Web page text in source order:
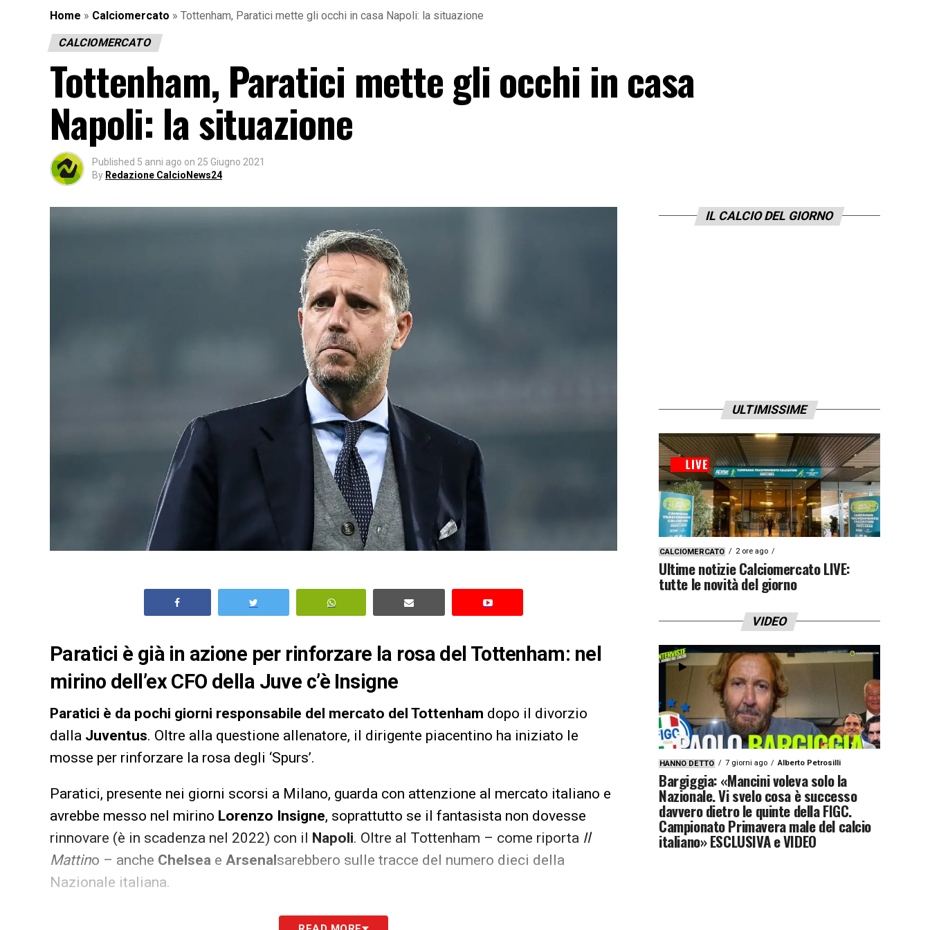
Home » Calciomercato » Tottenham, Paratici mette gli occhi in casa Napoli: la situazione
CALCIOMERCATO
Tottenham, Paratici mette gli occhi in casa
Napoli: la situazione
Published 5 anni ago on 25 Giugno 2021
By Redazione CalcioNews24
Paratici è già in azione per rinforzare la rosa del Tottenham: nel
mirino dell’ex CFO della Juve c’è Insigne
Paratici è da pochi giorni responsabile del mercato del Tottenham dopo il divorzio
dalla Juventus. Oltre alla questione allenatore, il dirigente piacentino ha iniziato le
mosse per rinforzare la rosa degli ‘Spurs’.
Paratici, presente nei giorni scorsi a Milano, guarda con attenzione al mercato italiano e
avrebbe messo nel mirino Lorenzo Insigne, soprattutto se il fantasista non dovesse
rinnovare (è in scadenza nel 2022) con il Napoli. Oltre al Tottenham – come riporta Il
Mattino – anche Chelsea e Arsenalsarebbero sulle tracce del numero dieci della
Nazionale italiana.
LA PLAYLIST DELLE NOSTRE TOP NEWS
IL CALCIO DEL GIORNO
ULTIMISSIME
CALCIOMERCATO 2 ore ago
Ultime notizie Calciomercato LIVE:
tutte le novità del giorno
VIDEO
HANNO DETTO 7 giorni ago Alberto Petrosilli
Bargiggia: «Mancini voleva solo la
Nazionale. Vi svelo cosa è successo
davvero dietro le quinte della FIGC.
Campionato Primavera male del calcio
italiano» ESCLUSIVA e VIDEO